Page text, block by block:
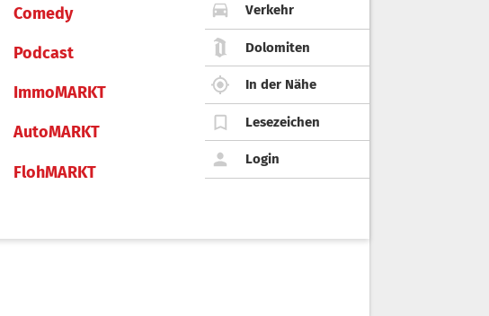
Comedy
Podcast
ImmoMARKT
AutoMARKT
FlohMARKT
Verkehr
Dolomiten
In der Nähe
Lesezeichen
Login